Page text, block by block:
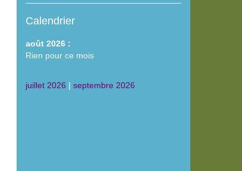
Calendrier
août 2026 :
Rien pour ce mois
juillet 2026 | septembre 2026